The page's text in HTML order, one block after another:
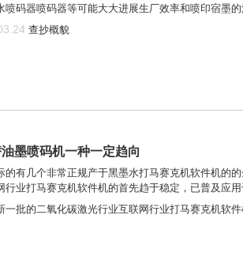
喷码器喷码器等可能大大进展生厂效率和喷印宿墨
查抄概貌
墨喷码机一种一定趋向
的有几个非常正规产于黑墨水打马赛克机软件机的
行业打马赛克机软件机的首先趋于稳定，已普及应
一批的二氧化碳激光行业互联网行业打马赛克机软